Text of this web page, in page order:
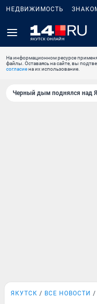
НЕДВИЖИМОСТЬ
На информационном ресурсе
файлы. Оставаясь на сайте, вы
согласиена их использование.
Черный дым поднялся над
ЯКУТСК ВСЕ НОВОСТИ